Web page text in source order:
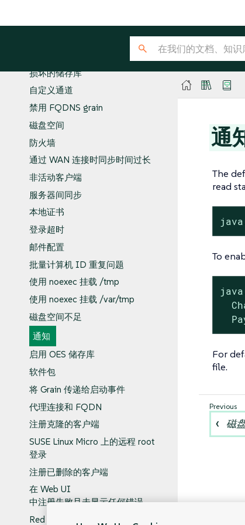
损坏的储存库
自定义通道
禁用 FQDNS grain
磁盘空间
防火墙
通过 WAN 连接时同步时间过长
非活动客户端
服务器间同步
本地证书
登录超时
邮件配置
批量计算机 ID 重复问题
使用 noexec 挂载 /tmp
使用 noexec 挂载 /var/tmp
磁盘空间不足
通知
启用 OES 储存库
软件包
将 Grain 传递给启动事件
代理连接和 FQDN
注册克隆的客户端
SUSE Linux Micro 上的远程 root
登录
注册已删除的客户端
在 Web UI
中注册失败且未显示任何错误
Red Hat CDN 通道和多个证书
通
The
read
To
For
file.
磁